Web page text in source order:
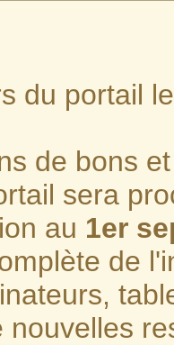
du portail
de bons
sera
au 1er
de
nouvelles